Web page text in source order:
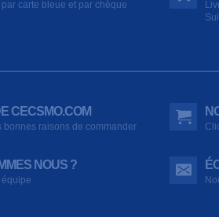
par carte bleue et par chèque
CECSMO.COM
bonnes raisons de commander
NOUS ?
équipe